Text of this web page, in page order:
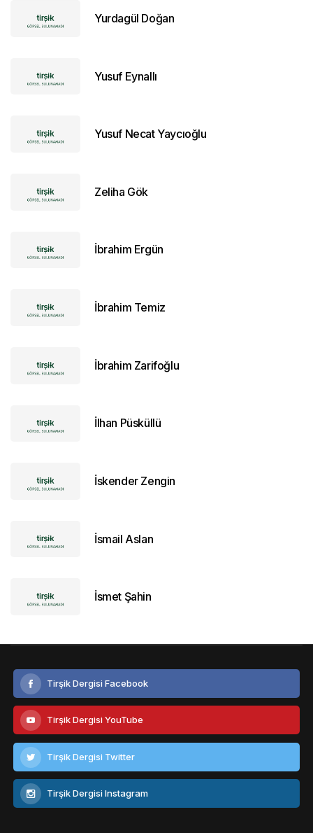
Yurdagül Doğan
Yusuf Eynallı
Yusuf Necat Yaycıoğlu
Zeliha Gök
İbrahim Ergün
İbrahim Temiz
İbrahim Zarifoğlu
İlhan Püsküllü
İskender Zengin
İsmail Aslan
İsmet Şahin
Tirşik Dergisi Facebook
Tirşik Dergisi YouTube
Tirşik Dergisi Twitter
Tirşik Dergisi Instagram